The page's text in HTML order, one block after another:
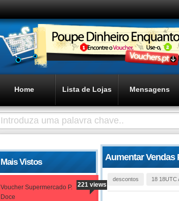
Home Lista de Lojas Mensagens
Mais Vistos
Voucher Supermercado P.
Doce
221 views
Aumentar Vendas
descontos 18 18UTC